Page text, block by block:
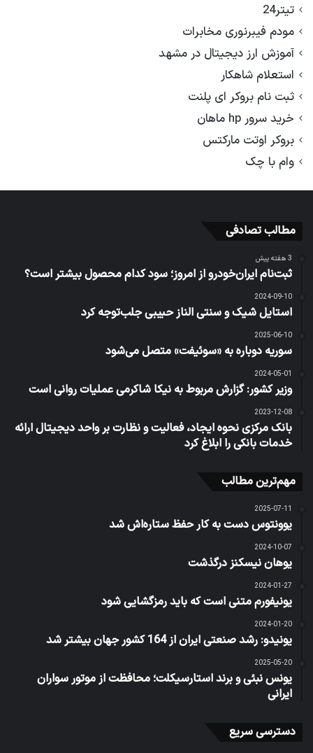
تیتر24
مودم فیبرنوری مخابرات
آموزش ارز دیجیتال در مشهد
استعلام شاهکار
ثبت نام بروکر ای پلنت
خرید سرور hp ماهان
بروکر اوتت مارکتس
وام با چک
مطالب تصادفی
3 هفته پیش
ثبت‌نام ایران‌خودرو از امروز؛ سود کدام محصول بیشتر است؟
2024-09-10
استایل شیک و سنتی الناز حبیبی جلب‌توجه کرد
2025-06-10
سوریه دوباره به «سوئیفت» متصل می‌شود
2024-05-01
وزیر کشور: گزارش مربوط به نیکا شاکرمی عملیات روانی است
2023-12-08
بانک مرکزی نحوه ایجاد، فعالیت و نظارت بر واحد دیجیتال ارائه
خدمات بانکی را ابلاغ کرد
مهم‌ترین مطالب
2025-07-11
یوونتوس دست به کار حفظ ستاره‌اش شد
2024-10-07
یوهان نیسکنز درگذشت
2024-01-27
یونیفورم متنی است که باید رمزگشایی شود
2024-01-20
یونیدو: رشد صنعتی ایران از 164 کشور جهان بیشتر شد
2025-05-20
یونس نبئی و برند استارسیکلت؛ محافظت از موتور سواران
ایرانی
دسترسی سریع